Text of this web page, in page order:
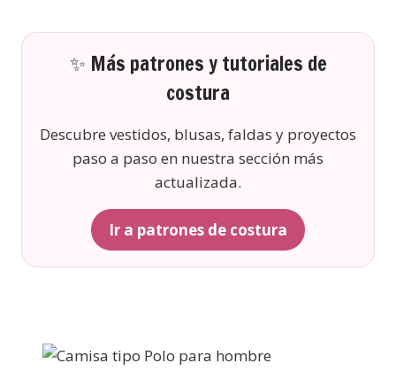
✨ Más patrones y tutoriales de
costura
Descubre vestidos, blusas, faldas y proyectos
paso a paso en nuestra sección más
actualizada.
Ir a patrones de costura